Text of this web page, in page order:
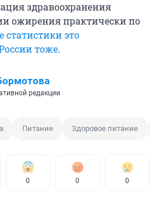
здравоохранения
ожирения практически по
статистики это
тоже.
редакции
Питание Здоровое питание
0 0 0